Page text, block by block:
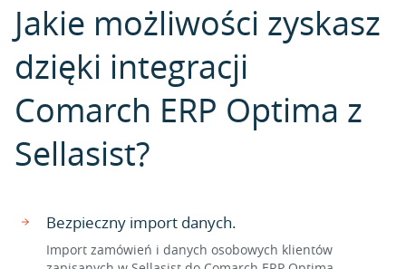
Jakie możliwości zyskasz
dzięki integracji
Comarch ERP Optima z
Sellasist?
Bezpieczny import danych.
Import zamówień i danych osobowych klientów